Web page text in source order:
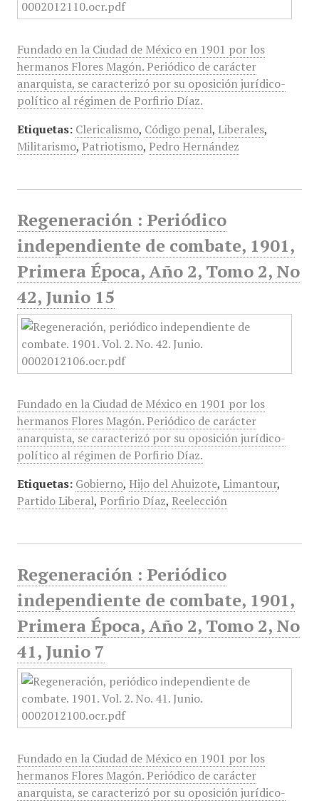
Fundado en la Ciudad de México en 1901 por los
hermanos Flores Magón. Periódico de carácter
anarquista, se caracterizó por su oposición jurídico-
político al régimen de Porfirio Díaz.
Etiquetas: Clericalismo, Código penal, Liberales,
Militarismo, Patriotismo, Pedro Hernández
Regeneración : Periódico
independiente de combate, 1901,
Primera Época, Año 2, Tomo 2, No
42, Junio 15
Fundado en la Ciudad de México en 1901 por los
hermanos Flores Magón. Periódico de carácter
anarquista, se caracterizó por su oposición jurídico-
político al régimen de Porfirio Díaz.
Etiquetas: Gobierno, Hijo del Ahuizote, Limantour,
Partido Liberal, Porfirio Díaz, Reelección
Regeneración : Periódico
independiente de combate, 1901,
Primera Época, Año 2, Tomo 2, No
41, Junio 7
Fundado en la Ciudad de México en 1901 por los
hermanos Flores Magón. Periódico de carácter
anarquista, se caracterizó por su oposición jurídico-